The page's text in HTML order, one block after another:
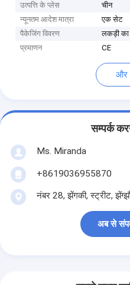
उत्पत्ति के प्लेस
चीन
न्यूनतम आदेश मात्रा
एक सेट
पैकेजिंग विवरण
लकड़ी
प्रमाणन
CE
और
सम्पर्क
Ms. Miranda
+8619036955870
नंबर 28, झेंगकी, स्ट्रीट,
अब से